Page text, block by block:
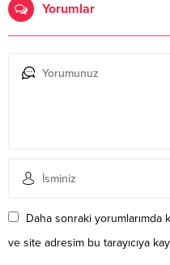
Yorumlar
Daha sonraki yorumlarımda
ve site adresim bu tarayıcıya